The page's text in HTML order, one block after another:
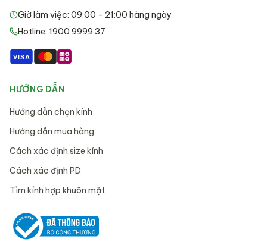
Giờ làm việc: 09:00 - 21:00 hàng ngày
Hotline: 1900 9999 37
VISA
HƯỚNG DẪN
Hướng dẫn chọn kính
Hướng dẫn mua hàng
Cách xác định size kính
Cách xác định PD
Tìm kính hợp khuôn mặt